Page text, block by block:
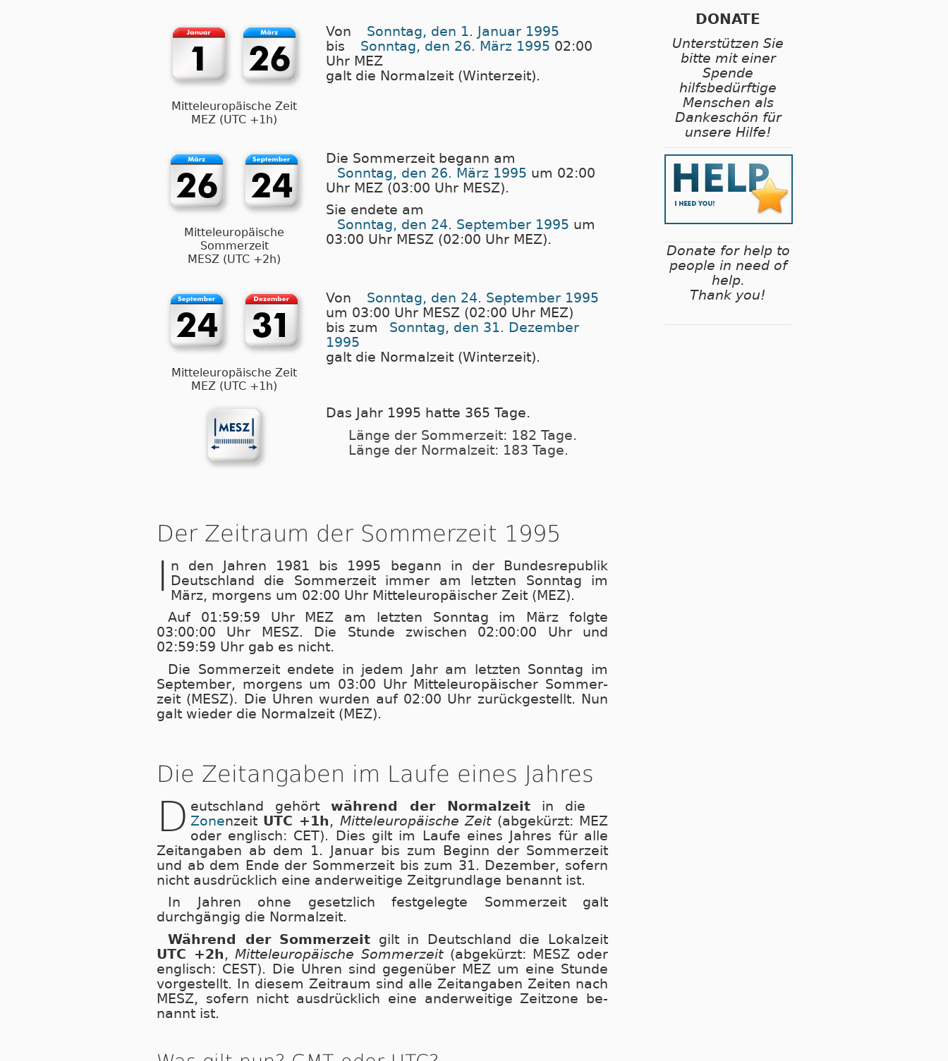
Mitteleuropäische Zeit
MEZ (UTC +1h)
Von
Sonntag, den 1. Januar 1995
bis
Sonntag, den 26. März 1995 02:00
Uhr MEZ
galt die Normalzeit (Winterzeit).
Mitteleuropäische
Sommerzeit
MESZ (UTC +2h)
Die Sommerzeit begann am
Sonntag, den 26. März 1995 um 02:00
Uhr MEZ (03:00 Uhr MESZ).
Sie endete am
Sonntag, den 24. September 1995 um
03:00 Uhr MESZ (02:00 Uhr MEZ).
Mitteleuropäische Zeit
MEZ (UTC +1h)
Von
Sonntag, den 24. September 1995
um 03:00 Uhr MESZ (02:00 Uhr MEZ)
bis zum
Sonntag, den 31. Dezember
1995
galt die Normalzeit (Winterzeit).
Das Jahr 1995 hatte 365 Tage.
Länge der Sommerzeit: 182 Tage.
Länge der Normalzeit: 183 Tage.
Der Zeitraum der Sommerzeit 1995
I n den Jahren 1981 bis 1995 begann in der Bundesrepublik
Deutschland die Som­mer­zeit immer am letzten Sonntag im
März, morgens um 02:00 Uhr Mit­tel­eu­ro­pä­i­scher Zeit (MEZ).
Auf 01:59:59 Uhr MEZ am letzten Sonntag im März folgte
03:00:00 Uhr MESZ. Die Stunde zwi­schen 02:00:00 Uhr und
02:59:59 Uhr gab es nicht.
Die Som­mer­zeit endete in jedem Jahr am letzten Sonntag im
September, morgens um 03:00 Uhr Mit­tel­eu­ro­pä­i­scher Som­mer­
zeit (MESZ). Die Uhren wurden auf 02:00 Uhr zu­rück­ge­stellt. Nun
galt wieder die Normalzeit (MEZ).
Die Zeitangaben im Laufe eines Jahres
D eutschland gehört während der Normalzeitin die
Zonenzeit UTC +1h, Mit­tel­eu­ro­pä­i­sche Zeit(abgekürzt: MEZ
oder englisch: CET). Dies gilt im Laufe ei­nes Jah­res für alle
Zeitangaben ab dem 1. Januar bis zum Beginn der Som­mer­zeit
und ab dem Ende der Som­mer­zeit bis zum 31. Dezember, sofern
nicht ausdrücklich eine anderweitige Zeitgrundlage benannt ist.
In Jahren ohne gesetzlich festgelegte Sommerzeit galt
durchgängig die Normalzeit.
Während der Som­mer­zeit gilt in Deutschland die Lokalzeit
UTC +2h,Mitteleuropäische Som­mer­zeit(abgekürzt: MESZ oder
englisch: CEST). Die Uhren sind gegenüber MEZ um eine Stun­de
vor­ge­stellt. In diesem Zeitraum sind alle Zeit­an­ga­ben Zeiten nach
MESZ, so­fern nicht aus­drück­lich eine anderweitige Zeitzone be­
nannt ist.
DONATE
Unterstützen Sie
bitte mit einer
Spende
hilfsbedürftige
Menschen als
Dankeschön für
unsere Hilfe!
Donate for help to
people in need of
help.
Thank you!